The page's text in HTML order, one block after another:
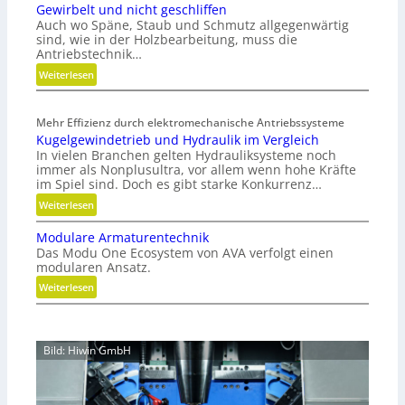
s
t
s
t
o
f
a
b
f
ä
l
l
v
e
r
m
d
e
n
Gewirbelt und nicht geschliffen
Auch wo Späne, Staub und Schmutz allgegenwärtig
sind, wie in der Holzbearbeitung, muss die
Antriebstechnik…
Weiterlesen:
G
w
i
r
b
e
l
u
n
d
n
h
t
g
e
Mehr Effizienz durch elektromechanische Antriebssysteme
Kugelgewindetrieb und Hydraulik im Vergleich
In vielen Branchen gelten Hydrauliksysteme noch
immer als Nonplusultra, vor allem wenn hohe Kräfte
im Spiel sind. Doch es gibt starke Konkurrenz…
Weiterlesen:
K
u
g
e
l
g
w
i
n
d
Modulare Armaturentechnik
Das Modu One Ecosystem von AVA verfolgt einen
modularen Ansatz.
Weiterlesen:
M
d
u
l
a
Bild: Hiwin GmbH